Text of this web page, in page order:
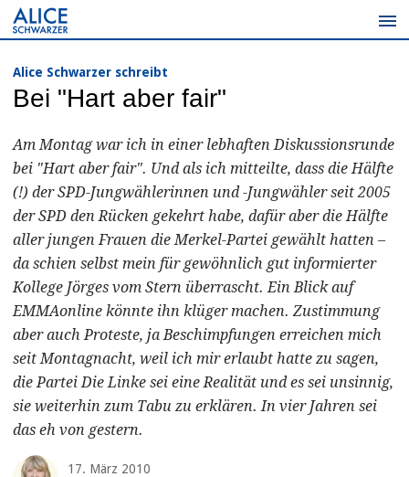
Zum
Inhalt
springen
Alice Schwarzer schreibt
Bei "Hart aber fair"
Am Montag war ich in einer lebhaften Diskussionsrunde
bei "Hart aber fair". Und als ich mitteilte, dass die Hälfte
(!) der SPD-Jungwählerinnen und -Jungwähler seit 2005
der SPD den Rücken gekehrt habe, dafür aber die Hälfte
aller jungen Frauen die Merkel-Partei gewählt hatten –
da schien selbst mein für gewöhnlich gut informierter
Kollege Jörges vom Stern überrascht. Ein Blick auf
EMMAonline könnte ihn klüger machen. Zustimmung
aber auch Proteste, ja Beschimpfungen erreichen mich
seit Montagnacht, weil ich mir erlaubt hatte zu sagen,
die Partei Die Linke sei eine Realität und es sei unsinnig,
sie weiterhin zum Tabu zu erklären. In vier Jahren sei
das eh von gestern.
17. März 2010